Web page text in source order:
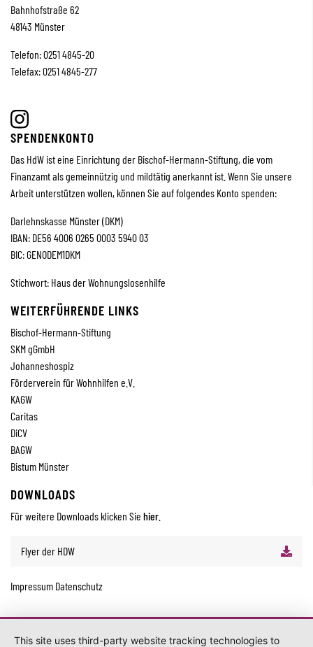
Bahnhofstraße 62
48143 Münster
Telefon: 0251 4845-20
Telefax: 0251 4845-277
SPENDENKONTO
Das HdW ist eine Einrichtung der Bischof-Hermann-Stiftung, die vom
Finanzamt als gemeinnützig und mildtätig anerkannt ist. Wenn Sie unsere
Arbeit unterstützen wollen, können Sie auf folgendes Konto spenden:
Darlehnskasse Münster (DKM)
IBAN: DE56 4006 0265 0003 5940 03
BIC: GENODEM1DKM
Stichwort: Haus der Wohnungslosenhilfe
WEITERFÜHRENDE LINKS
Bischof-Hermann-Stiftung
SKMgGmbH
Johanneshospiz
Förderverein für Wohnhilfen e.V.
KAGW
Caritas
DiCV
BAGW
Bistum Münster
DOWNLOADS
Für weitere Downloads klicken Sie hier
Flyer der HDW
Impressum Datenschutz
This site uses third-party website tracking technologies to